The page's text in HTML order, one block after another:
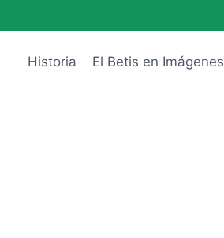
Historia El Betis en Imágenes